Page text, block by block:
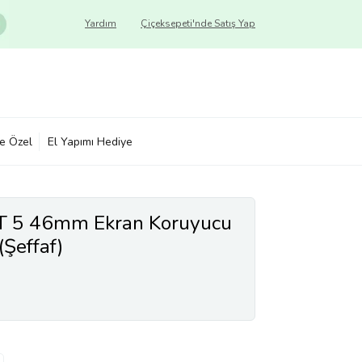
Çiçeksepeti'nde Satış Yap
Yardım
Özel El Yapımı Hediye
5 46mm Ekran Koruyucu